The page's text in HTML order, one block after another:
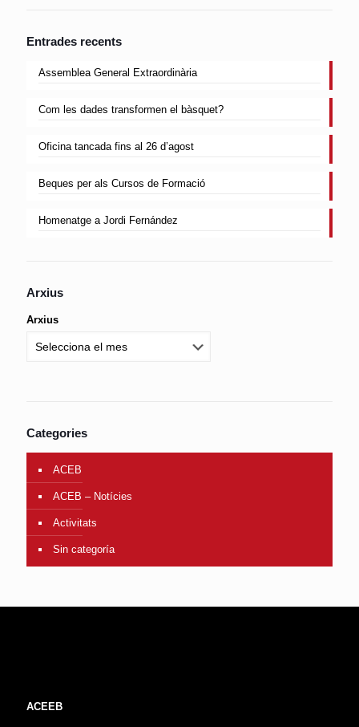
Entrades recents
Assemblea General Extraordinària
Com les dades transformen el bàsquet?
Oficina tancada fins al 26 d’agost
Beques per als Cursos de Formació
Homenatge a Jordi Fernández
Arxius
Arxius
Categories
ACEB
ACEB – Notícies
Activitats
Sin categoría
ACEEB